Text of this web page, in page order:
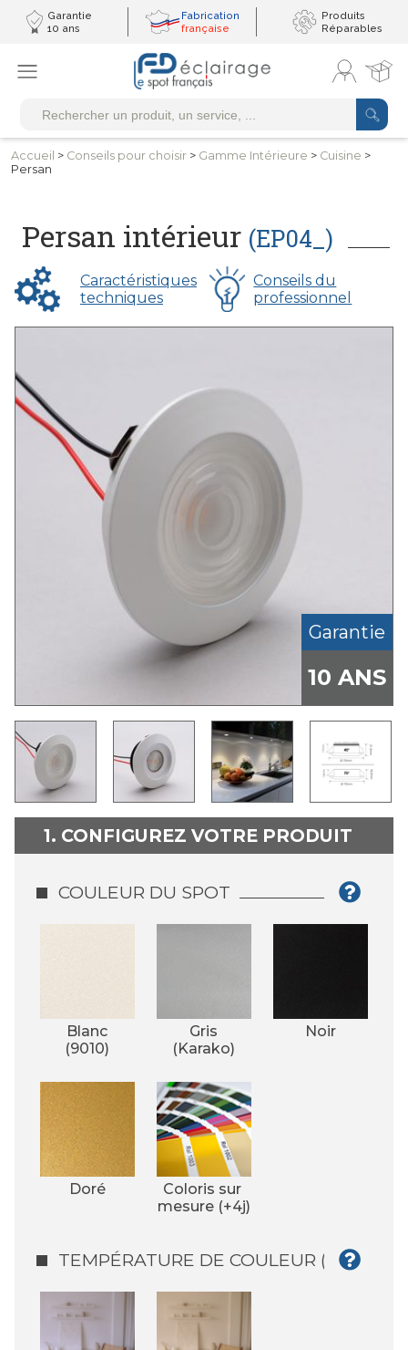
Garantie
10 ans
Fabrication
française
Produits
Réparables
Accueil > Conseils pour choisir > Gamme Intérieure > Cuisine >
Persan
Persan intérieur (EP04_)
Caractéristiques
techniques
Conseils du
professionnel
Garantie
10 ANS
1. CONFIGUREZ VOTRE PRODUIT
COULEUR DU SPOT
Blanc
(9010)
Gris
(Karako)
Noir
Doré
Coloris sur
mesure (+4j)
TEMPÉRATURE DE COULEUR (°K)